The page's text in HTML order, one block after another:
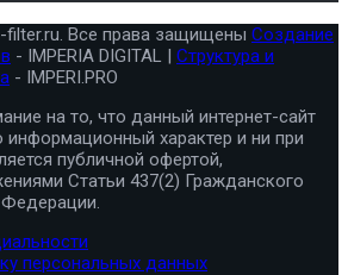
filter.ru. Все права защищены Создание
- IMPERIA DIGITAL | Структура и
- IMPERI.PRO
на то, что данный интернет-сайт
информационный характер и ни при
публичной офертой,
Статьи 437(2) Гражданского
персональных данных